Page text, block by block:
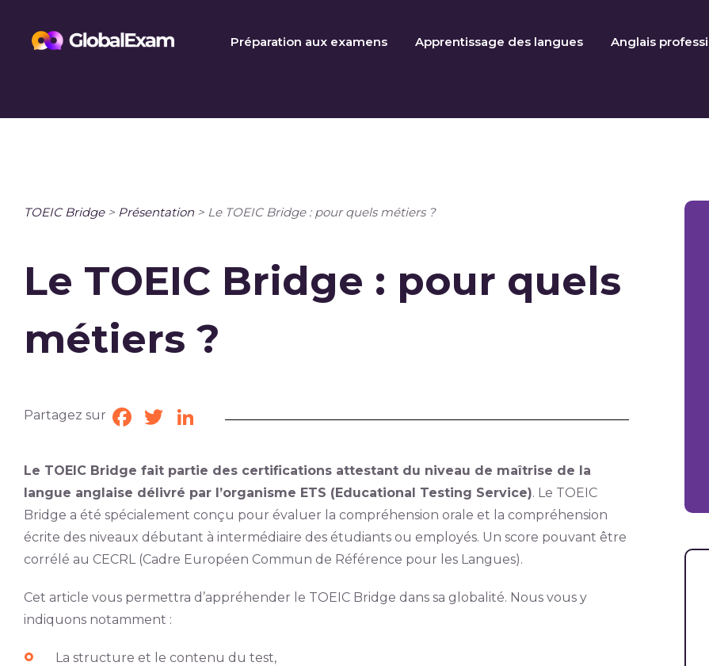
Préparation aux examens Apprentissage des langues Anglais
TOEIC Bridge> Présentation > Le TOEIC Bridge : pour quels métiers ?
Le TOEIC Bridge : pour quels
métiers ?
Partagez sur Facebook
TwitterLinkedIn
Le TOEIC Bridge fait partie des certifications attestant du niveau de maîtrise de la
langue anglaise délivré par l’organisme ETS (Educational Testing Service). Le TOEIC
Bridge a été spécialement conçu pour évaluer la compréhension orale et la compréhension
écrite des niveaux débutant à intermédiaire des étudiants ou employés. Un score pouvant être
corrélé au CECRL (Cadre Européen Commun de Référence pour les Langues).
Cet article vous permettra d’appréhender le TOEIC Bridge dans sa globalité. Nous vous y
indiquons notamment :
La structure et le contenu du test,